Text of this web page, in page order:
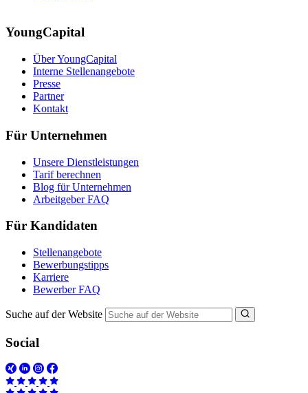
YoungCapital
Über YoungCapital
Interne Stellenangebote
Presse
Partner
Kontakt
Für Unternehmen
Unsere Dienstleistungen
Tarif berechnen
Blog für Unternehmen
Arbeitgeber FAQ
Für Kandidaten
Stellenangebote
Bewerbungstipps
Karriere
Bewerber FAQ
Suche auf der Website
Social